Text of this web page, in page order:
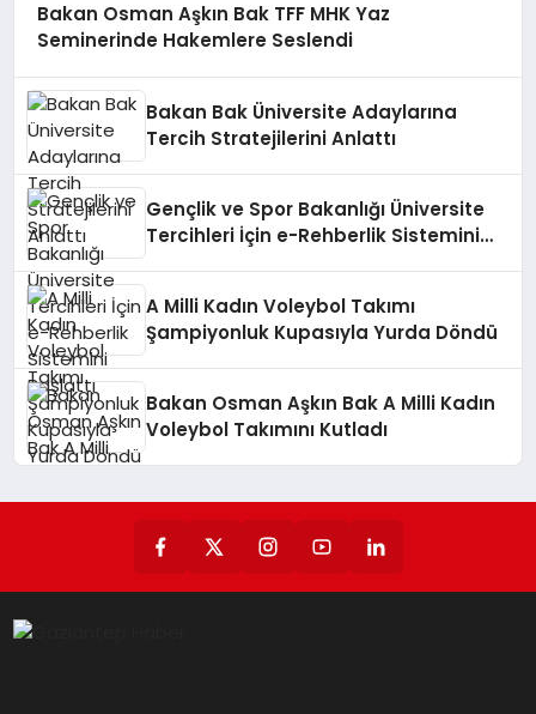
Bakan Osman Aşkın Bak TFF MHK Yaz
Seminerinde Hakemlere Seslendi
Bakan Bak Üniversite Adaylarına
Tercih Stratejilerini Anlattı
Gençlik ve Spor Bakanlığı Üniversite
Tercihleri İçin e-Rehberlik Sistemini
A Milli Kadın Voleybol Takımı
Şampiyonluk Kupasıyla Yurda Döndü
Bakan Osman Aşkın Bak A Milli Kadın
Voleybol Takımını Kutladı